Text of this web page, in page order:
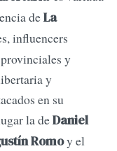
deLa
influencers
y
y
en su
la deDaniel
Romoy el